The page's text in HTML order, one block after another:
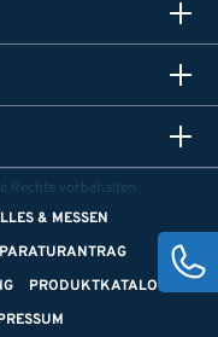
Rechte vorbehalten
& MESSEN
PRODUKTKATALOGE